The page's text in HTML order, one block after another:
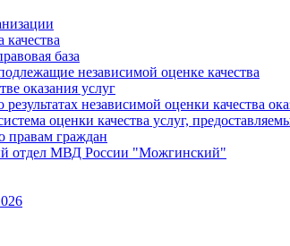
база
независимой оценке качества
оказания услуг
независимой оценки качества
оценки качества услуг,
правам граждан
отдел МВД России "Можгинский"